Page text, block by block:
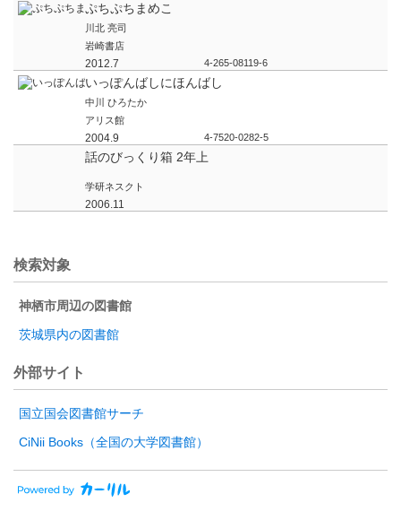
ぷちぷちまめこ
川北 亮司
岩崎書店
2012.7 4-265-08119-6
いっぽんばしにほんばし
中川 ひろたか
アリス館
2004.9 4-7520-0282-5
話のびっくり箱 2年上
学研ネスクト
2006.11
検索対象
神栖市周辺の図書館
茨城県内の図書館
外部サイト
国立国会図書館サーチ
CiNii Books（全国の大学図書館）